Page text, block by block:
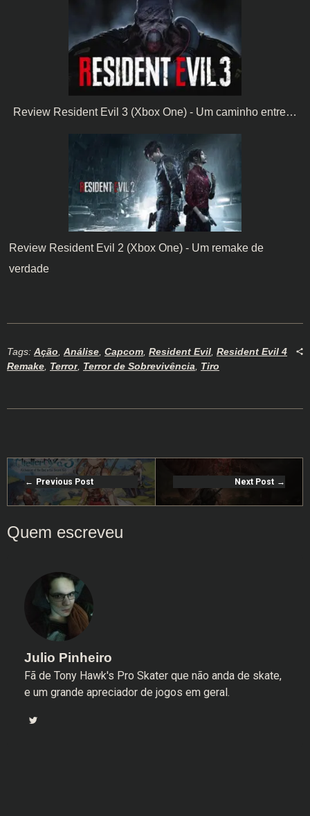
Review Resident Evil 3 (Xbox One) - Um caminho entre…
Review Resident Evil 2 (Xbox One) - Um remake de
verdade
Tags: Ação, Análise, Capcom, Resident Evil, Resident Evil 4
Remake, Terror, Terror de Sobrevivência, Tiro
Previous Post Next Post
Julio Pinheiro
Fã de Tony Hawk's Pro Skater que não anda de skate,
e um grande apreciador de jogos em geral.